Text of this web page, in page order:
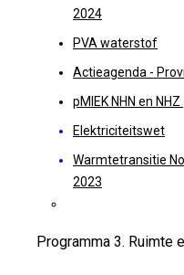
2024
PVA waterstof
Actieagenda -
pMIEK NHN en NHZ
Elektriciteitswet
Warmtetransitie
2023
Programma 3. Ruimte